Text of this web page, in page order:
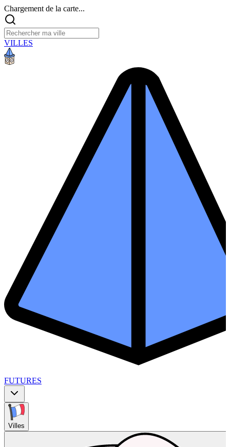
Chargement de la carte...
VILLES
FUTURES
Villes